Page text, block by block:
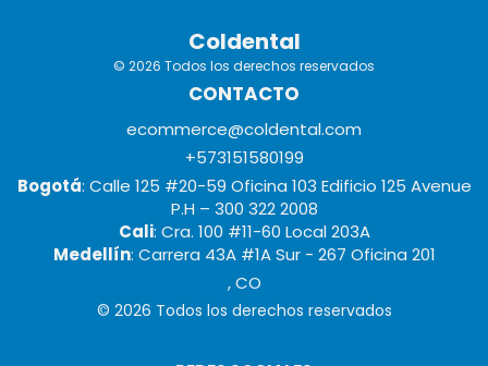
Coldental
© 2026 Todos los derechos reservados
CONTACTO
ecommerce@coldental.com
+573151580199
Bogotá: Calle 125 #20-59 Oficina 103 Edificio 125 Avenue
P.H – 300 322 2008
Cali: Cra. 100 #11-60 Local 203A
Medellín: Carrera 43A #1A Sur - 267 Oficina 201
, CO
© 2026 Todos los derechos reservados